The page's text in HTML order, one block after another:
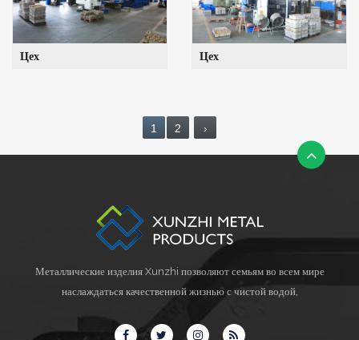
Цех Цех
1 2 ›
Металлические изделия Xunzhi позволяют семьям во всем мире
наслаждаться качественной жизнью с чистой водой,